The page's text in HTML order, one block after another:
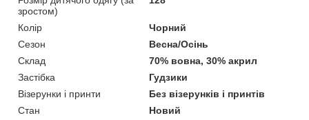
зростом)
Колір
Чорний
Сезон
Весна/Осінь
Склад
70% вовна, 30% акрил
Застібка
Гудзики
Візерунки і принти
Без візерунків і принтів
Стан
Новий